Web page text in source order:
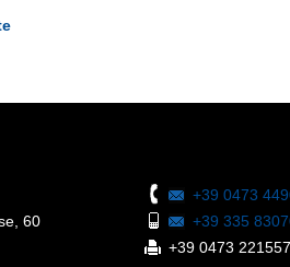
60
+39 0473
+39 335
+39 0473 221557